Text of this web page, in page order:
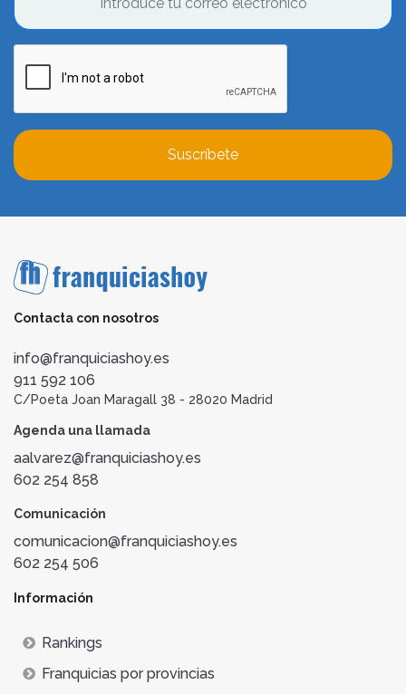
Suscríbete
Contacta con nosotros
info@franquiciashoy.es
911 592 106
C/Poeta Joan Maragall 38 - 28020 Madrid
Agenda una llamada
aalvarez@franquiciashoy.es
602 254 858
Comunicación
comunicacion@franquiciashoy.es
602 254 506
Información
Rankings
Franquicias por provincias